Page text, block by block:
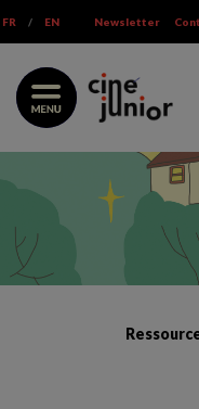
to
content
FR / EN Newsletter